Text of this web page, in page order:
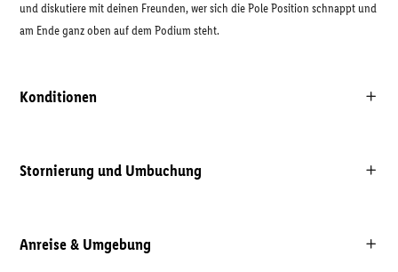
und diskutiere mit deinen Freunden, wer sich die Pole Position schnappt und
am Ende ganz oben auf dem Podium steht.
Konditionen
Stornierung und Umbuchung
Anreise & Umgebung